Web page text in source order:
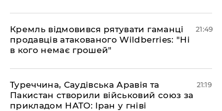
​Кремль відмовився рятувати гаманці
продавців атакованого Wildberries: "Ні
в кого немає грошей"
21:49
​Туреччина, Саудівська Аравія та
Пакистан створили військовий союз за
прикладом НАТО: Іран у гніві
21:19